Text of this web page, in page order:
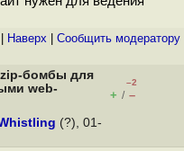
Наверх Cообщить модератору
бомбы для
web-
–2
+ / –
(?), 01-